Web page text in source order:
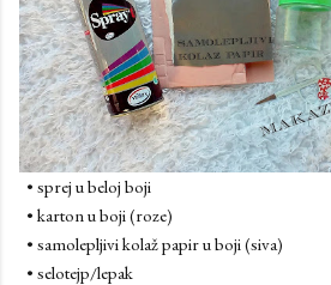
• sprej u beloj boji
• karton u boji (roze)
• samolepljivi kolaž papir u boji (siva)
• selotejp/lepak